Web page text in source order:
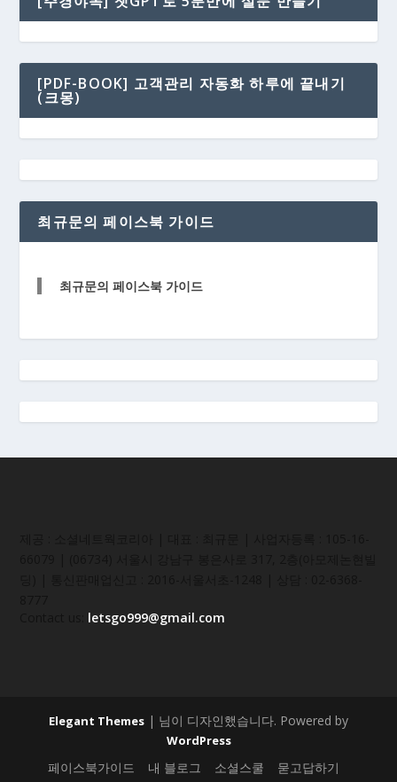
[PDF-BOOK] 고객관리 자동화 하루에 끝내기
(크몽)
최규문의 페이스북 가이드
최규문의 페이스북 가이드
letsgo999@gmail.com
Elegant Themes | 님이 디자인했습니다. Powered by
WordPress
페이스북가이드 내 블로그 소셜스쿨
묻고답하기